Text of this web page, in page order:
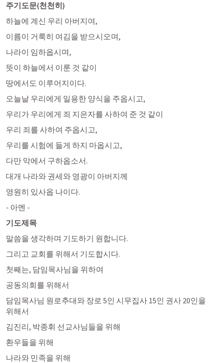
주기도문(천천히)
하늘에 계신 우리 아버지여,
이름이 거룩히 여김을 받으시오며,
나라이 임하옵시며,
뜻이 하늘에서 이룬 것 같이
땅에서도 이루어지이다.
오늘날 우리에게 일용한 양식을 주옵시고,
우리가 우리에게 죄 지은자를 사하여 준 것 같이
우리 죄를 사하여 주옵시고,
우리를 시험에 들게 하지 마옵시고,
다만 악에서 구하옵소서.
대개 나라와 권세와 영광이 아버지께
영원히 있사옵 나이다.
- 아멘 -
기도제목
말씀을 생각하며 기도하기 원합니다.
그리고 교회를 위해서 기도합시다.
첫째는, 담임목사님을 위하여
공동의회를 위해서
담임목사님 원로추대와 장로 5인 시무집사 15인 권사 20인을
위해서
김진리, 박종휘 선교사님들을 위해
환우들을 위해
나라와 민족을 위해